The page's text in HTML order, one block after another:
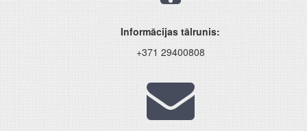
Informācijas tālrunis:
+371 29400808